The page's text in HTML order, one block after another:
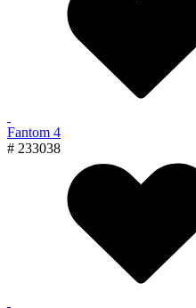
Fantom 4
# 233038